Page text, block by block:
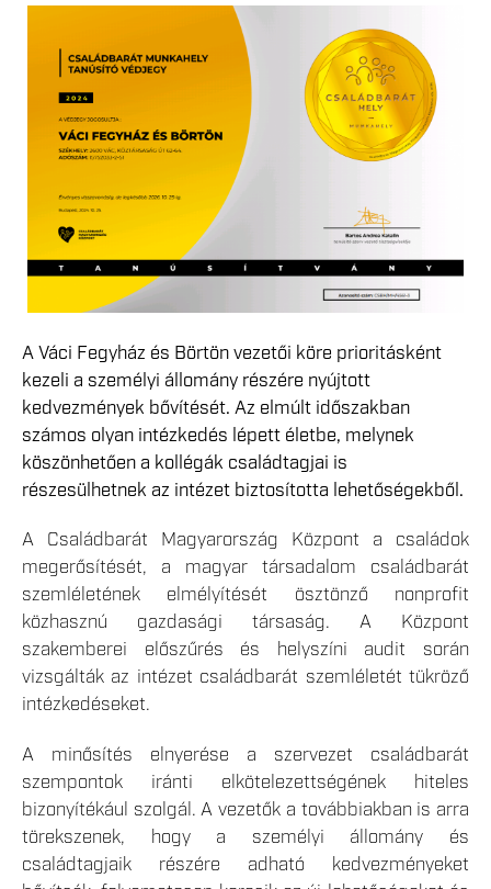
A Váci Fegyház és Börtön vezetői köre prioritásként
kezeli a személyi állomány részére nyújtott
kedvezmények bővítését. Az elmúlt időszakban
számos olyan intézkedés lépett életbe, melynek
köszönhetően a kollégák családtagjai is
részesülhetnek az intézet biztosította lehetőségekből.
A Családbarát Magyarország Központ a családok
megerősítését, a magyar társadalom családbarát
szemléletének elmélyítését ösztönző nonprofit
közhasznú gazdasági társaság. A Központ
szakemberei előszűrés és helyszíni audit során
vizsgálták az intézet családbarát szemléletét tükröző
intézkedéseket.
A minősítés elnyerése a szervezet családbarát
szempontok iránti elkötelezettségének hiteles
bizonyítékául szolgál. A vezetők a továbbiakban is arra
törekszenek, hogy a személyi állomány és
családtagjaik részére adható kedvezményeket